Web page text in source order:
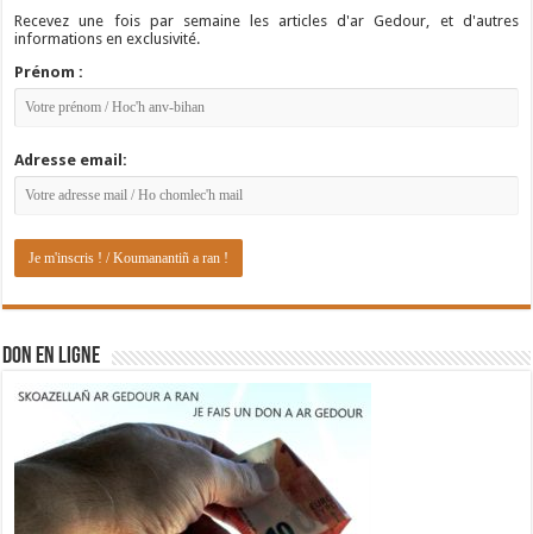
Recevez une fois par semaine les articles d'ar Gedour, et d'autres
informations en exclusivité.
Prénom :
Adresse email:
DON EN LIGNE